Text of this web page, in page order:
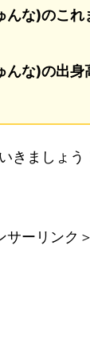
んな)のこれ
んな)の出身
きましょう
サーリンク＞